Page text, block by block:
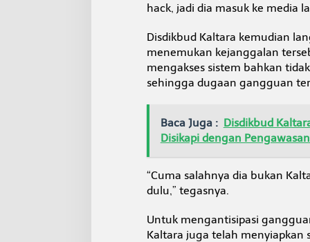
hack, jadi dia masuk ke media
Disdikbud Kaltara kemudian
menemukan kejanggalan
mengakses sistem bahkan
sehingga dugaan gangguan
Baca Juga : Disdikbud
Disikapi dengan
“Cuma salahnya dia bukan
dulu,” tegasnya.
Untuk mengantisipasi
Kaltara juga telah menyiapkan